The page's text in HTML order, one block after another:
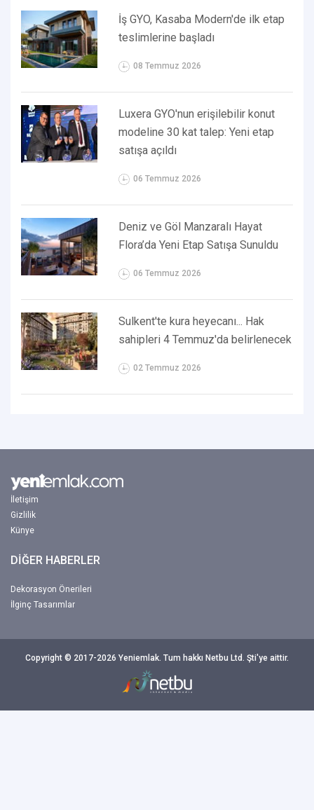
İş GYO, Kasaba Modern'de ilk etap
teslimlerine başladı
08 Temmuz 2026
Luxera GYO'nun erişilebilir konut
modeline 30 kat talep: Yeni etap
satışa açıldı
06 Temmuz 2026
Deniz ve Göl Manzaralı Hayat
Flora’da Yeni Etap Satışa Sunuldu
06 Temmuz 2026
Sulkent'te kura heyecanı... Hak
sahipleri 4 Temmuz'da belirlenecek
02 Temmuz 2026
İletişim
Gizlilik
Künye
DİĞER HABERLER
Dekorasyon Önerileri
İlginç Tasarımlar
Copyright © 2017-2026 Yeniemlak. Tum hakkı Netbu Ltd. Şti'ye aittir.